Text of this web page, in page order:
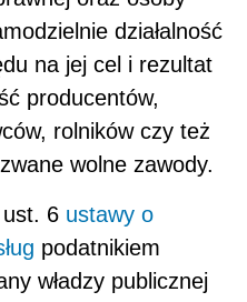
działalność
na jej cel i rezultat
producentów,
rolników czy też
wolne zawody.
ust. 6 ustawy o
podatnikiem
władzy publicznej